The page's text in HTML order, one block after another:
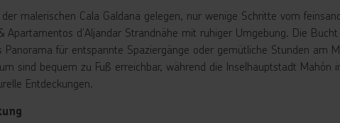
malerischen Cala Galdana gelegen, nur wenige Schritte vom
Apartamentos d’Aljandar Strandnähe mit ruhiger Umgebung. Die
Panorama für entspannte Spaziergänge oder gemütliche Stunden am
sind bequem zu Fuß erreichbar, während die Inselhauptstadt
Entdeckungen.